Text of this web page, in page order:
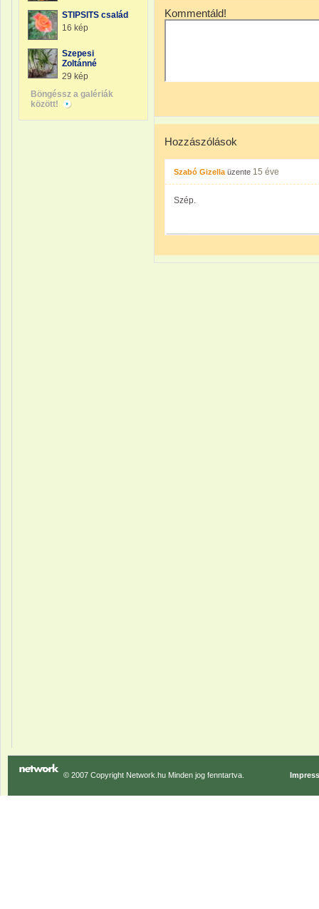
STIPSITS család
16 kép
Szepesi
Zoltánné
29 kép
Böngéssz a galériák
között!
Kommentáld!
Hozzászólások
Szabó Gizella üzente 15 éve
Szép.
© 2007 Copyright Network.hu Minden jog fenntartva.